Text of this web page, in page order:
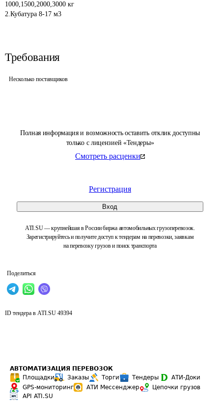
Полная информация и возможность оставить отклик доступны
только с лицензией «Тендеры»
Смотреть расценки
Регистрация
Вход
ATI.SU — крупнейшая в России биржа автомобильных грузоперевозок.
Зарегистрируйтесь и получите доступ к тендерам на перевозки, заявкам
на перевозку грузов и поиск транспорта
Поделиться
1000,1500,2000,3000 кг
Требования
Несколько поставщиков
ID тендера в ATI.SU 49394
АВТОМАТИЗАЦИЯ ПЕРЕВОЗОК
Площадки
Заказы Торги Тендеры
АТИ-Доки
GPS-мониторинг
АТИ Мессенджер
Цепочки грузов
API ATI.SU